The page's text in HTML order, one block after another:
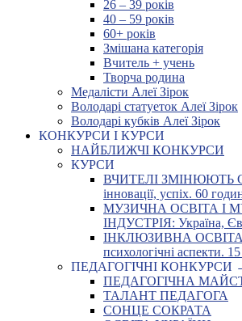
26 – 39 років
40 – 59 років
60+ років
Змішана категорія
Вчитель + учень
Творча родина
Медалісти Алеї Зірок
Володарі статуеток Алеї Зірок
Володарі кубків Алеї Зірок
КОНКУРСИ І КУРСИ
НАЙБЛИЖЧІ КОНКУРСИ
КУРСИ
ВЧИТЕЛІ ЗМІНЮЮТЬ
інновації, успіх. 60
МУЗИЧНА ОСВІТА І
ІНДУСТРІЯ: Україна,
ІНКЛЮЗИВНА ОСВІТА:
психологічні аспекти.
ПЕДАГОГІЧНІ КОНКУРСИ
ПЕДАГОГІЧНА
ТАЛАНТ ПЕДАГОГА
СОНЦЕ СОКРАТА